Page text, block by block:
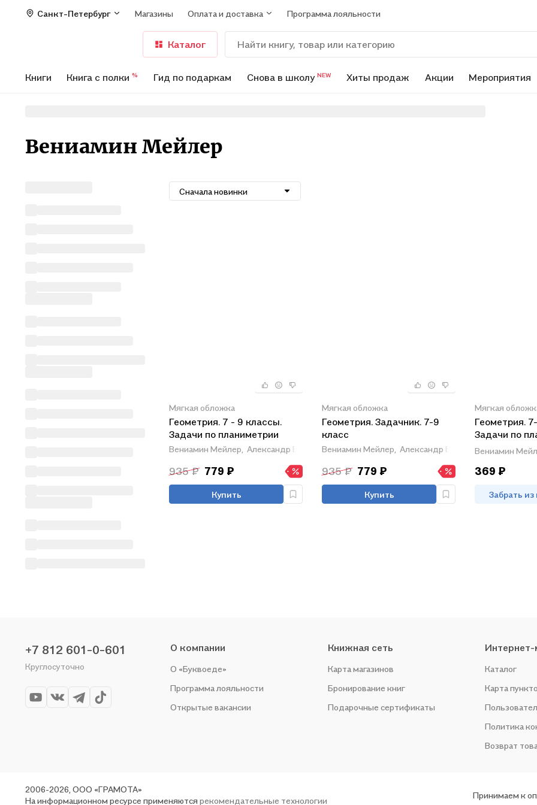
Санкт-Петербург Магазины Оплата и доставка Программа лояльности
Каталог
Книги Книга с полки % Гид по подаркам Снова в школу NEW Хиты продаж Акции Мероприятия
Вениамин Мейлер
Сначала новинки
Мягкая обложка
Геометрия. 7 - 9 классы.
Задачи по планиметрии
Вениамин Мейлер, Александр Баханский, Борис Зив
935 ₽ 779 ₽
Купить
Мягкая обложка
Геометрия. Задачник. 7-9
класс
Вениамин Мейлер, Александр Баханский, Борис Зив
935 ₽ 779 ₽
Купить
Мягкая
Геометрия.
Задачи по
Учебное
организаций
Вениамин
369 ₽
Забрать из
+7 812 601-0-601
Круглосуточно
О компании
О «Буквоеде»
Программа лояльности
Открытые вакансии
Книжная сеть
Карта магазинов
Бронирование книг
Подарочные сертификаты
Интернет-
Каталог
Карта
Политика
Возврат
2006-2026, ООО «ГРАМОТА»
На информационном ресурсе применяются рекомендательные технологии
Принимаем к